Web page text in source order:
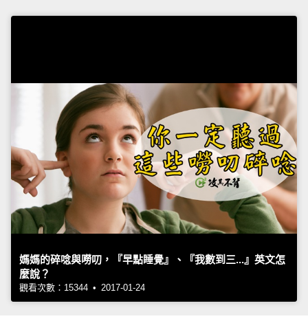
媽媽的碎唸與嘮叨，『早點睡覺』、『我數到三...』英文怎
麼說？
觀看次數：15344 • 2017-01-24